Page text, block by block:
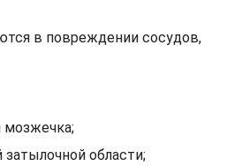
в повреждении сосудов,
мозжечка;
области;